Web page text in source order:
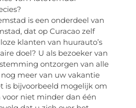
is een onderdeel van
dat op Curacao zelf
klanten van huurauto’s
doel? U als bezoeker van
ontzorgen van alle
meer van uw vakantie
is bijvoorbeeld mogelijk om
niet minder dan één